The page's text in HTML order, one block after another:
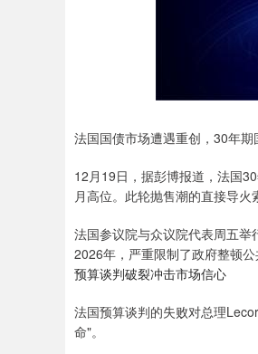
法国国债市场遭遇重创，30年
12月19日，据彭博报道，法国
月高位。此轮抛售潮的直接导
法国参议院与众议院代表周五
2026年，严重限制了政府整顿公
预算谈判破裂冲击市场信心
法国预算谈判的失败对总理
命"。